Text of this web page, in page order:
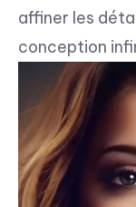
affiner les
conception